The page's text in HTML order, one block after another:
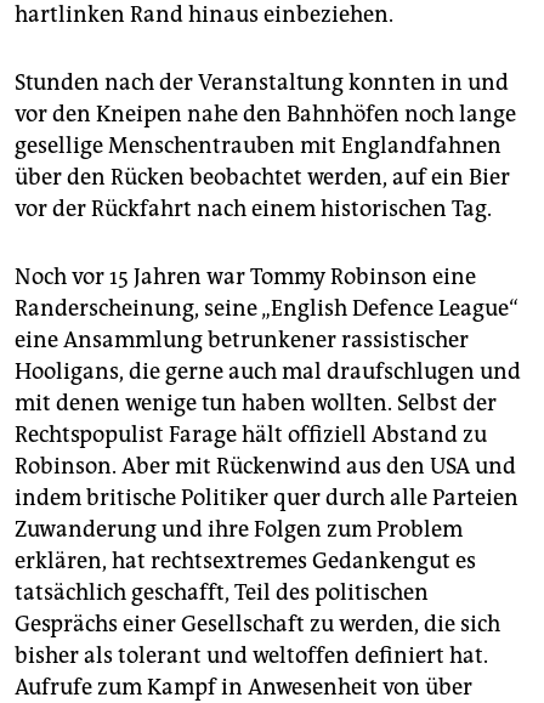
hartlinken Rand hinaus einbeziehen.
Stunden nach der Veranstaltung konnten in und
vor den Kneipen nahe den Bahnhöfen noch lange
gesellige Menschentrauben mit Englandfahnen
über den Rücken beobachtet werden, auf ein Bier
vor der Rückfahrt nach einem historischen Tag.
Noch vor 15 Jahren war Tommy Robinson eine
Randerscheinung, seine „English Defence League“
eine Ansammlung betrunkener rassistischer
Hooligans, die gerne auch mal draufschlugen und
mit denen wenige tun haben wollten. Selbst der
Rechtspopulist Farage hält offiziell Abstand zu
Robinson. Aber mit Rückenwind aus den USA und
indem britische Politiker quer durch alle Parteien
Zuwanderung und ihre Folgen zum Problem
erklären, hat rechtsextremes Gedankengut es
tatsächlich geschafft, Teil des politischen
Gesprächs einer Gesellschaft zu werden, die sich
bisher als tolerant und weltoffen definiert hat.
Aufrufe zum Kampf in Anwesenheit von über